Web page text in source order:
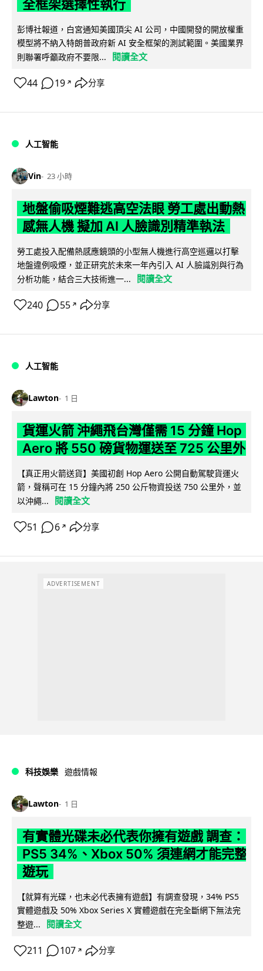
全框架選擇性執行
彭博社報道，白宮通知美國頂尖 AI 公司，中國開發的開放權重
模型將不納入特朗普政府新 AI 安全框架的測試範圍。美國業界
則聯署呼籲政府不要限...
閱讀全文
44 19 ↗ 分享
人工智能
Vin 23 小時
地盤偷吸煙難逃高空法眼 勞工處出動熱
感無人機 擬加 AI 人臉識別精準執法
勞工處投入配備熱感應鏡頭的小型無人機進行高空巡邏以打擊
地盤違例吸煙，並正研究於未來一年內引入 AI 人臉識別與行為
分析功能，結合三大技術進一...
閱讀全文
240 55 ↗ 分享
人工智能
Lawton 1 日
貨運火箭 沖繩飛台灣僅需 15 分鐘 Hop
Aero 將 550 磅貨物運送至 725 公里外
【真正用火箭送貨】美國初創 Hop Aero 公開自動駕駛貨運火
箭，聲稱可在 15 分鐘內將 250 公斤物資投送 750 公里外，並
以沖繩...
閱讀全文
51 6 ↗ 分享
ADVERTISEMENT
科技娛樂 遊戲情報
Lawton 1 日
有實體光碟未必代表你擁有遊戲 調查：
PS5 34%、Xbox 50% 須連網才能完整
遊玩
【就算有光碟，也未必代表擁有遊戲】有調查發現，34% PS5
實體遊戲及 50% Xbox Series X 實體遊戲在完全斷網下無法完
整遊...
閱讀全文
211 107 ↗ 分享